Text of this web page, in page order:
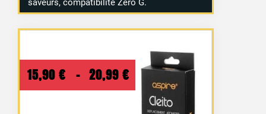
15,90 € – 20,99 €
Plage
de